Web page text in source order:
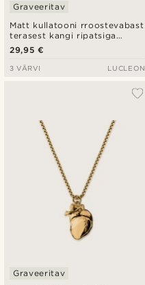
Matt kullatooni rroostevabast
terasest kangi ripatsiga
kaelakee
Graveeritav
29,95 €
3 VÄRVI LUCLEON
Graveeritav